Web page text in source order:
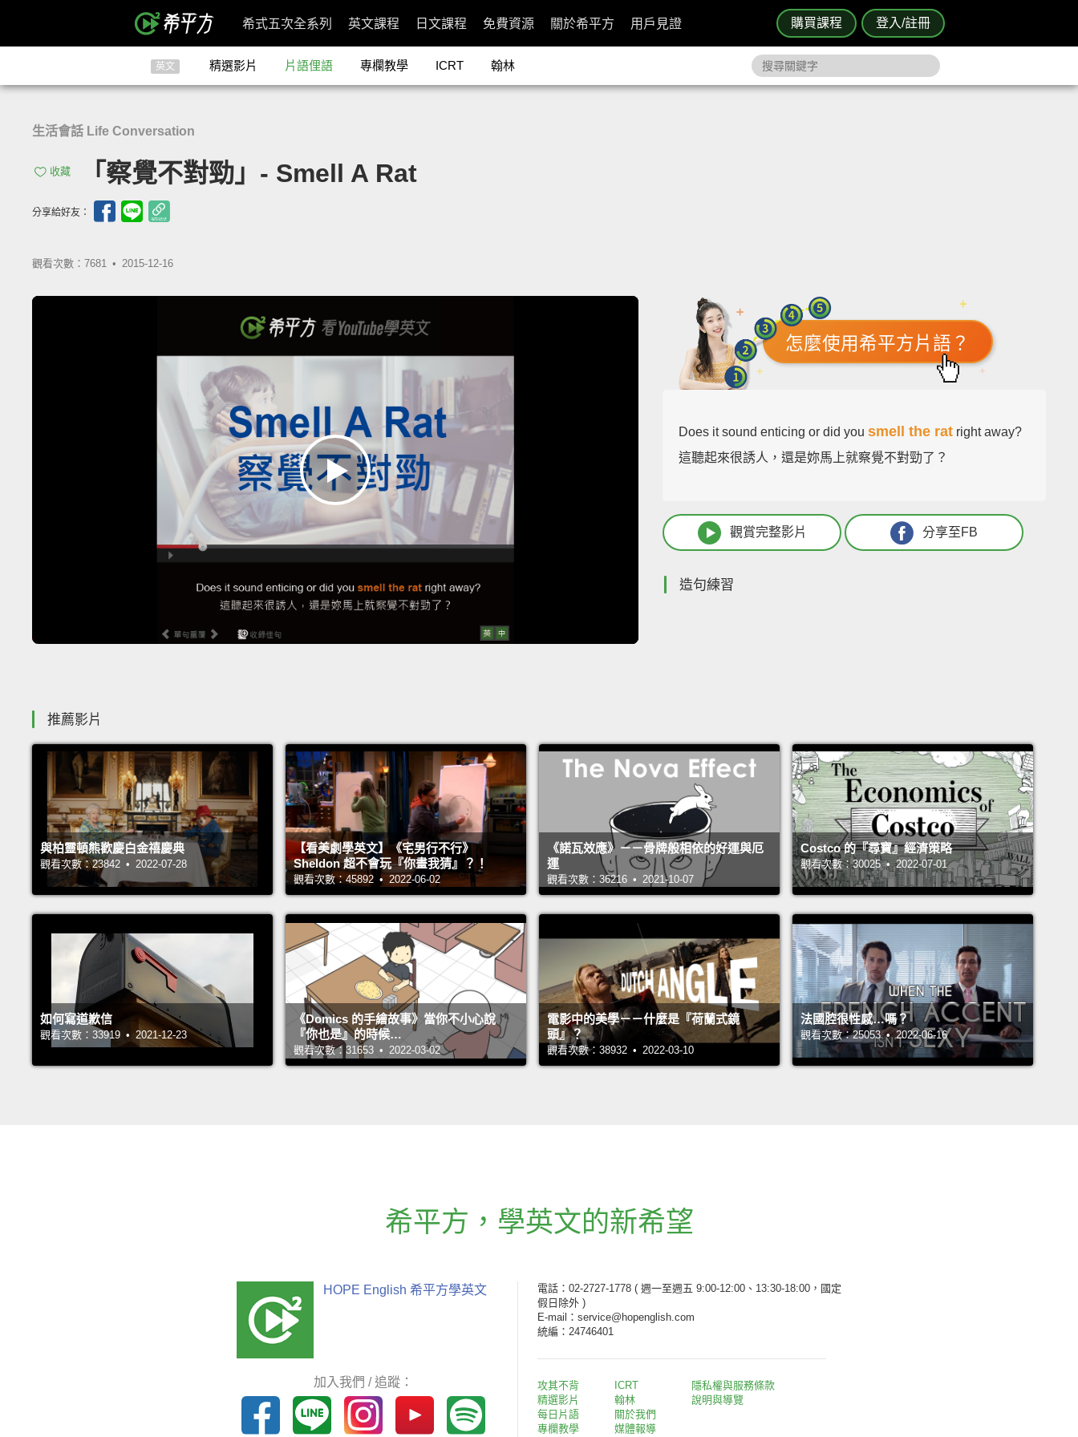
購買課程 登入/註冊
希式五次全系列 英文課程 日文課程 免費資源 關於希平方 用戶見證
英文 精選影片 片語俚語 專欄教學 ICRT 翰林
生活會話 Life Conversation
收藏 「察覺不對勁」- Smell A Rat
分享給好友：
觀看次數：7681 • 2015-12-16
怎麼使用希平方片語？
Does it sound enticing or did yousmell the rat right away?
這聽起來很誘人，還是妳馬上就察覺不對勁了？
觀賞完整影片 分享至FB
造句練習
推薦影片
與柏靈頓熊歡慶白金禧慶典
觀看次數：23842 • 2022-07-28
【看美劇學英文】《宅男行不行》
Sheldon 超不會玩『你畫我猜』？！
觀看次數：45892 • 2022-06-02
《諾瓦效應》－－骨牌般相依的好運與厄
運
觀看次數：36216 • 2021-10-07
Costco 的『尋寶』經濟策略
觀看次數：30025 • 2022-07-01
如何寫道歉信
觀看次數：33919 • 2021-12-23
《Domics 的手繪故事》當你不小心說
『你也是』的時候…
觀看次數：31653 • 2022-03-02
電影中的美學－－什麼是『荷蘭式鏡
頭』？
觀看次數：38932 • 2022-03-10
法國腔很性感…嗎？
觀看次數：25053 • 2022-06-16
希平方 ， 學英文的新希望
HOPE English 希平方學英文
加入我們 / 追蹤：
電話：02-2727-1778 ( 週一至週五 9:00-12:00、13:30-18:00，國定
假日除外 )
E-mail：service@hopenglish.com
統編：24746401
攻其不背
精選影片
每日片語
專欄教學
ICRT
翰林
關於我們
媒體報導
隱私權與服務條款
說明與導覽